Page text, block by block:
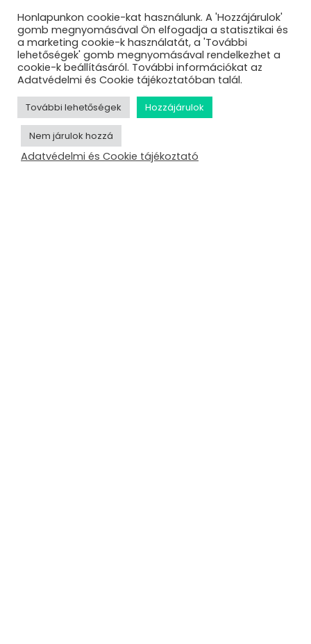
Honlapunkon cookie-kat használunk. A 'Hozzájárulok'
gomb megnyomásával Ön elfogadja a statisztikai és
a marketing cookie-k használatát, a 'További
lehetőségek' gomb megnyomásával rendelkezhet a
cookie-k beállításáról. További információkat az
Adatvédelmi és Cookie tájékoztatóban talál.
További lehetőségek Hozzájárulok
Nem járulok hozzá
Adatvédelmi és Cookie tájékoztató